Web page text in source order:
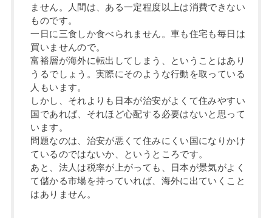
ません。人間は、ある一定程度以上は消費できない
ものです。
一日に三食しか食べられません。車も住宅も毎日は
買いませんので。
富裕層が海外に転出してしまう、ということはあり
うるでしょう。実際にそのような行動を取っている
人もいます。
しかし、それよりも日本が治安がよくて住みやすい
国であれば、それほど心配する必要はないと思って
います。
問題なのは、治安が悪くて住みにくい国になりかけ
ているのではないか、というところです。
あと、法人は税率が上がっても、日本が景気がよく
て儲かる市場を持っていれば、海外に出ていくこと
はありません。